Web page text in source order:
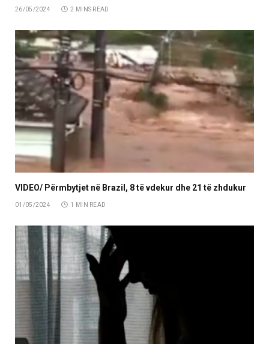
26/05/2024 2 MINS READ
VIDEO/ Përmbytjet në Brazil, 8 të vdekur dhe 21 të zhdukur
01/05/2024 1 MIN READ